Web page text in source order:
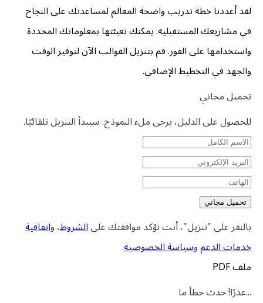
لقد أعددنا خطة تدريب واضحة المعالم لمساعدتك على النجاح
في مشاريعك المستقبلية. يمكنك تعبئتها بمعلوماتك المحددة
واستخدامها على الفور. قم بتنزيل القوالب الآن لتوفير الوقت
والجهد في التخطيط الإضافي.
تحميل مجاني
للحصول على الدليل، يرجى ملء النموذج. سيبدأ التنزيل تلقائيًا.
بالنقر على "تنزيل"، أنت تؤكد موافقتك علىالشروط، واتفاقية
خدمات الدعموسياسة الخصوصية.
ملف PDF
...عذرًا! حدث خطأ ما